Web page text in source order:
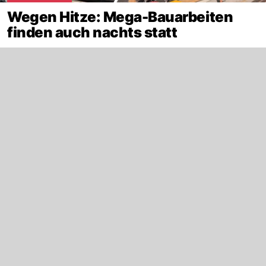
Wegen Hitze: Mega-Bauarbeiten
finden auch nachts statt